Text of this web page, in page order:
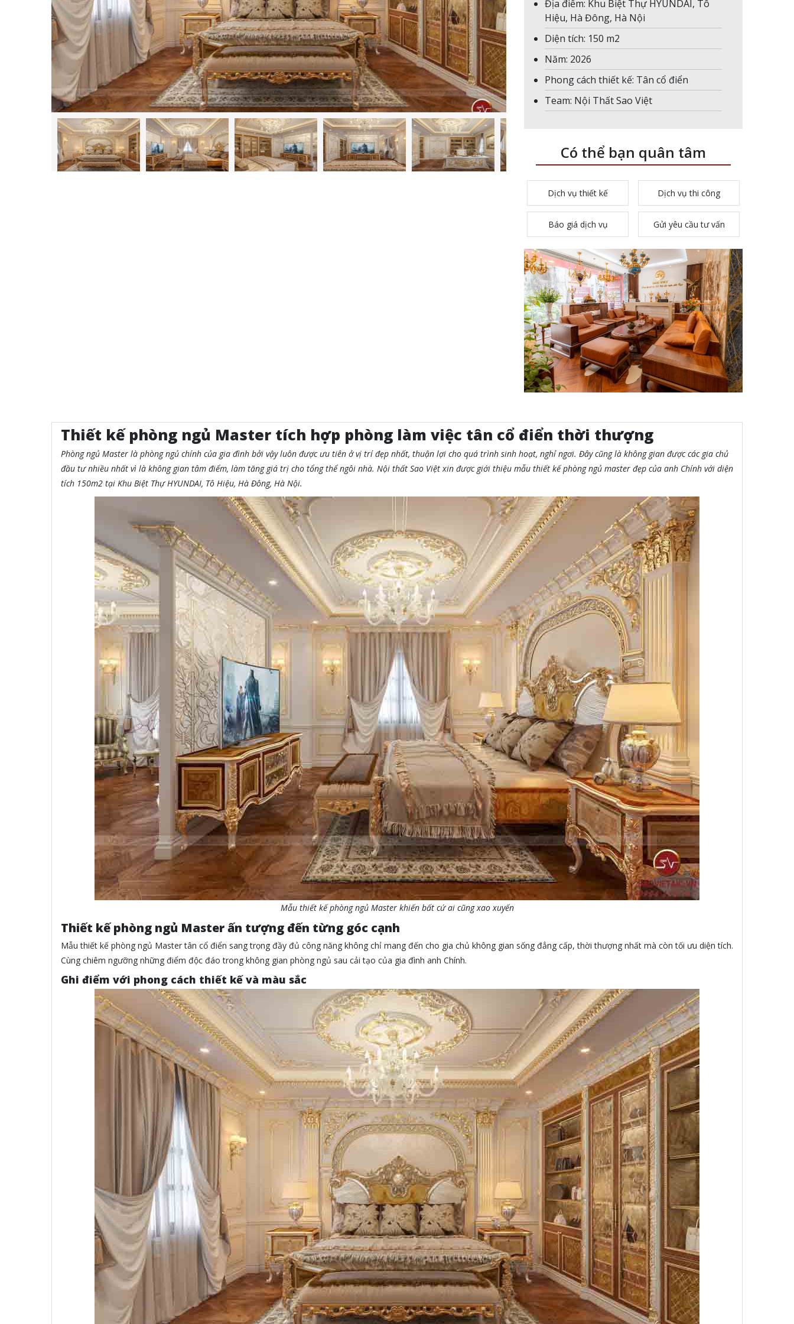
Địa điểm: Khu Biệt Thự HYUNDAI, Tô
Hiệu, Hà Đông, Hà Nội
Diện tích: 150 m2
Năm: 2026
Phong cách thiết kế: Tân cổ điển
Team: Nội Thất Sao Việt
Có thể bạn quân tâm
Dịch vụ thiết kế Dịch vụ thi công
Báo giá dịch vụ Gửi yêu cầu tư vấn
Thiết kế phòng ngủ Master tích hợp phòng làm việc tân cổ điển thời thượng
Phòng ngủ Master là phòng ngủ chính của gia đình bởi vậy luôn được ưu tiên ở vị trí đẹp nhất, thuận lợi cho quá trình sinh hoạt, nghỉ ngơi. Đây cũng là không gian được các gia chủ
đầu tư nhiều nhất vì là không gian tâm điểm, làm tăng giá trị cho tổng thể ngôi nhà. Nội thất Sao Việt xin được giới thiệu mẫu thiết kế phòng ngủ master đẹp của anh Chính với diện
tích 150m2 tại Khu Biệt Thự HYUNDAI, Tô Hiệu, Hà Đông, Hà Nội.
Mẫu thiết kế phòng ngủ Master khiến bất cứ ai cũng xao xuyến
Thiết kế phòng ngủ Master ấn tượng đến từng góc cạnh
Mẫu thiết kế phòng ngủ Master tân cổ điển sang trọng đầy đủ công năng không chỉ mang đến cho gia chủ không gian sống đẳng cấp, thời thượng nhất mà còn tối ưu diện tích.
Cùng chiêm ngưỡng những điểm độc đáo trong không gian phòng ngủ sau cải tạo của gia đình anh Chính.
Ghi điểm với phong cách thiết kế và màu sắc